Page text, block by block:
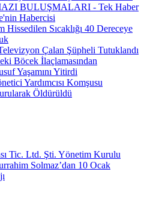
BULUŞMALARI - Tek Haber
Habercisi
Sıcaklığı 40 Dereceye
Çalan Şüpheli Tutuklandı
Böcek İlaçlamasından
Yaşamını Yitirdi
Yardımcısı Komşusu
Öldürüldü
Tic. Ltd. Şti. Yönetim Kurulu
Solmaz’dan 10 Ocak